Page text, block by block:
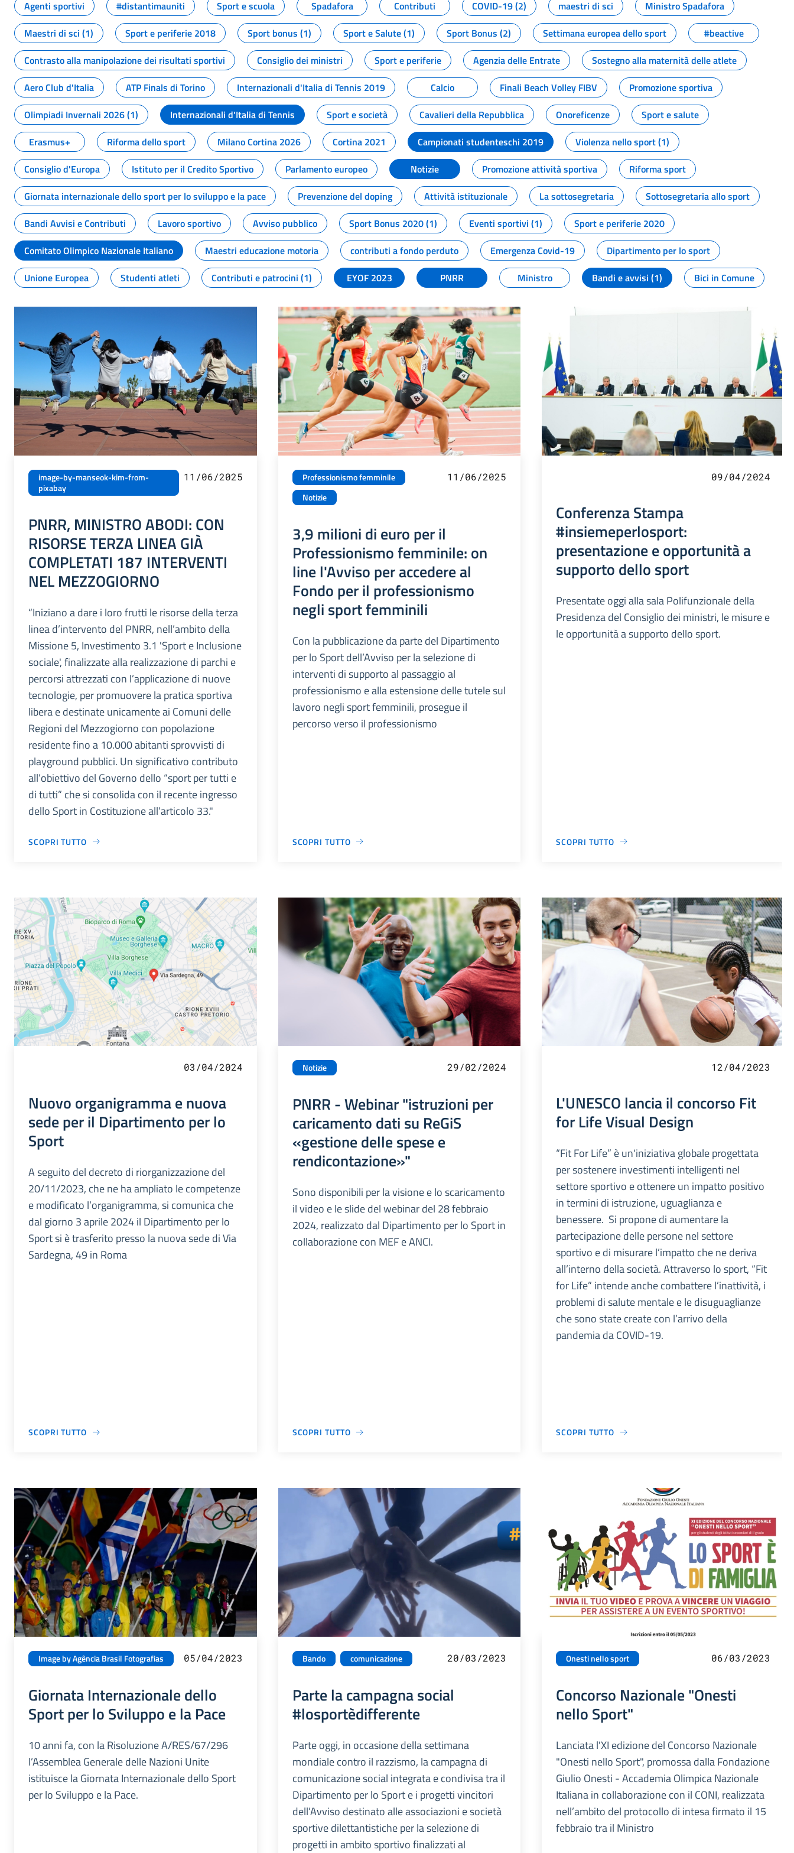
Agenti sportivi
#distantimauniti Sport e scuola Spadafora Contributi COVID-19 (2) maestri di sci
Ministro Spadafora
Maestri di sci (1)
Sport e periferie 2018 Sport bonus (1) Sport e Salute (1) Sport Bonus (2) Settimana europea dello sport
#beactive
Contrasto alla manipolazione dei risultati sportivi
Consiglio dei ministri Sport e periferie Agenzia delle Entrate
Sostegno alla maternità delle atlete
Aero Club d'Italia
ATP Finals di Torino Internazionali d'Italia di Tennis 2019 Calcio Finali Beach Volley FIBV
Promozione sportiva
Olimpiadi Invernali 2026 (1)
Internazionali d'Italia di Tennis Sport e società Cavalieri della Repubblica Onoreficenze
Sport e salute
Erasmus+
Riforma dello sport Milano Cortina 2026 Cortina 2021 Campionati studenteschi 2019
Violenza nello sport (1)
Consiglio d'Europa
Istituto per il Credito Sportivo Parlamento europeo Notizie Promozione attività sportiva
Riforma sport
Giornata internazionale dello sport per lo sviluppo e la pace
Prevenzione del doping Attività istituzionale La sottosegretaria
Sottosegretaria allo sport
Bandi Avvisi e Contributi
Lavoro sportivo Avviso pubblico Sport Bonus 2020 (1) Eventi sportivi (1)
Sport e periferie 2020
Comitato Olimpico Nazionale Italiano
Maestri educazione motoria contributi a fondo perduto Emergenza Covid-19
Dipartimento per lo sport
Unione Europea
Studenti atleti Contributi e patrocini (1) EYOF 2023 PNRR Ministro Bandi e avvisi (1) Bici in Comune
image-by-manseok-kim-from-
pixabay
11/06/2025
PNRR, MINISTRO ABODI: CON
RISORSE TERZA LINEA GIÀ
COMPLETATI 187 INTERVENTI
NEL MEZZOGIORNO
“Iniziano a dare i loro frutti le risorse della terza
linea d’intervento del PNRR, nell’ambito della
Missione 5, Investimento 3.1 'Sport e Inclusione
sociale', finalizzate alla realizzazione di parchi e
percorsi attrezzati con l’applicazione di nuove
tecnologie, per promuovere la pratica sportiva
libera e destinate unicamente ai Comuni delle
Regioni del Mezzogiorno con popolazione
residente fino a 10.000 abitanti sprovvisti di
playground pubblici. Un significativo contributo
all’obiettivo del Governo dello “sport per tutti e
di tutti” che si consolida con il recente ingresso
dello Sport in Costituzione all’articolo 33."
SCOPRI TUTTO
Professionismo femminile
Notizie
11/06/2025
3,9 milioni di euro per il
Professionismo femminile: on
line l'Avviso per accedere al
Fondo per il professionismo
negli sport femminili
Con la pubblicazione da parte del Dipartimento
per lo Sport dell’Avviso per la selezione di
interventi di supporto al passaggio al
professionismo e alla estensione delle tutele sul
lavoro negli sport femminili, prosegue il
percorso verso il professionismo
SCOPRI TUTTO
09/04/2024
Conferenza Stampa
#insiemeperlosport:
presentazione e opportunità a
supporto dello sport
Presentate oggi alla sala Polifunzionale della
Presidenza del Consiglio dei ministri, le misure e
le opportunità a supporto dello sport.
SCOPRI TUTTO
03/04/2024
Nuovo organigramma e nuova
sede per il Dipartimento per lo
Sport
A seguito del decreto di riorganizzazione del
20/11/2023, che ne ha ampliato le competenze
e modificato l’organigramma, si comunica che
dal giorno 3 aprile 2024 il Dipartimento per lo
Sport si è trasferito presso la nuova sede di Via
Sardegna, 49 in Roma
SCOPRI TUTTO
Notizie 29/02/2024
PNRR - Webinar "istruzioni per
caricamento dati su ReGiS
«gestione delle spese e
rendicontazione»"
Sono disponibili per la visione e lo scaricamento
il video e le slide del webinar del 28 febbraio
2024, realizzato dal Dipartimento per lo Sport in
collaborazione con MEF e ANCI.
SCOPRI TUTTO
12/04/2023
L'UNESCO lancia il concorso Fit
for Life Visual Design
“Fit For Life” è un'iniziativa globale progettata
per sostenere investimenti intelligenti nel
settore sportivo e ottenere un impatto positivo
in termini di istruzione, uguaglianza e
benessere. Si propone di aumentare la
partecipazione delle persone nel settore
sportivo e di misurare l’impatto che ne deriva
all’interno della società. Attraverso lo sport, “Fit
for Life” intende anche combattere l’inattività, i
problemi di salute mentale e le disuguaglianze
che sono state create con l’arrivo della
pandemia da COVID-19.
SCOPRI TUTTO
Image by Agência Brasil Fotografias 05/04/2023
Giornata Internazionale dello
Sport per lo Sviluppo e la Pace
10 anni fa, con la Risoluzione A/RES/67/296
l’Assemblea Generale delle Nazioni Unite
istituisce la Giornata Internazionale dello Sport
per lo Sviluppo e la Pace.
Bando comunicazione 20/03/2023
Parte la campagna social
#losportèdifferente
Parte oggi, in occasione della settimana
mondiale contro il razzismo, la campagna di
comunicazione social integrata e condivisa tra il
Dipartimento per lo Sport e i progetti vincitori
dell’Avviso destinato alle associazioni e società
sportive dilettantistiche per la selezione di
progetti in ambito sportivo finalizzati al
Onesti nello sport 06/03/2023
Concorso Nazionale "Onesti
nello Sport"
Lanciata l'XI edizione del Concorso Nazionale
"Onesti nello Sport", promossa dalla Fondazione
Giulio Onesti - Accademia Olimpica Nazionale
Italiana in collaborazione con il CONI, realizzata
nell’ambito del protocollo di intesa firmato il 15
febbraio tra il Ministro